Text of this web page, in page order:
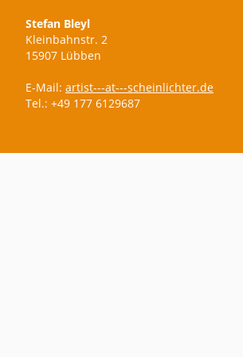
Stefan Bleyl
Kleinbahnstr. 2
15907 Lübben
E-Mail: artist---at---scheinlichter.de
Tel.: +49 177 6129687